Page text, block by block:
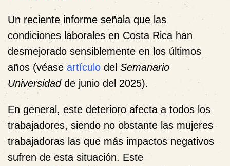
Un reciente informe señala que las
condiciones laborales en Costa Rica han
desmejorado sensiblemente en los últimos
años (véase artículo del Semanario
Universidadde junio del 2025).
En general, este deterioro afecta a todos los
trabajadores, siendo no obstante las mujeres
trabajadoras las que más impactos negativos
sufren de esta situación. Este